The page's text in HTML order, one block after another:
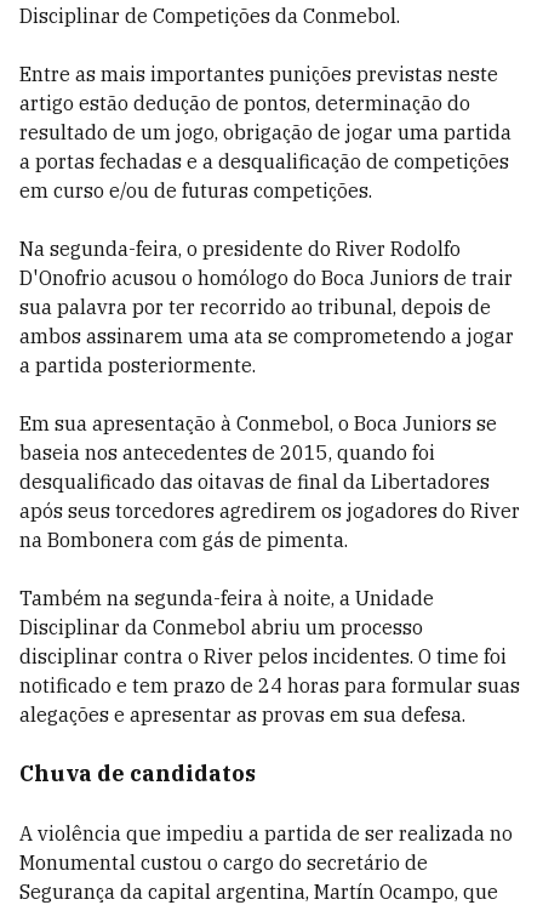
Disciplinar de Competições da Conmebol.
Entre as mais importantes punições previstas neste
artigo estão dedução de pontos, determinação do
resultado de um jogo, obrigação de jogar uma partida
a portas fechadas e a desqualificação de competições
em curso e/ou de futuras competições.
Na segunda-feira, o presidente do River Rodolfo
D'Onofrio acusou o homólogo do Boca Juniors de trair
sua palavra por ter recorrido ao tribunal, depois de
ambos assinarem uma ata se comprometendo a jogar
a partida posteriormente.
Em sua apresentação à Conmebol, o Boca Juniors se
baseia nos antecedentes de 2015, quando foi
desqualificado das oitavas de final da Libertadores
após seus torcedores agredirem os jogadores do River
na Bombonera com gás de pimenta.
Também na segunda-feira à noite, a Unidade
Disciplinar da Conmebol abriu um processo
disciplinar contra o River pelos incidentes. O time foi
notificado e tem prazo de 24 horas para formular suas
alegações e apresentar as provas em sua defesa.
Chuva de candidatos
A violência que impediu a partida de ser realizada no
Monumental custou o cargo do secretário de
Segurança da capital argentina, Martín Ocampo, que